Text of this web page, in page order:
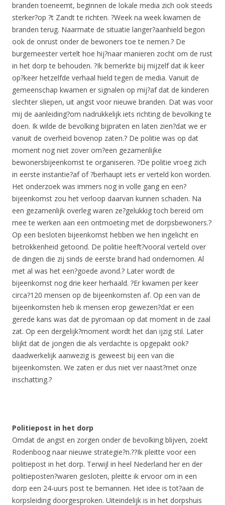
branden toeneemt, beginnen de lokale media zich ook steeds
sterker?op ?t Zandt te richten. ?Week na week kwamen de
branden terug. Naarmate de situatie langer?aanhield begon
ook de onrust onder de bewoners toe te nemen.? De
burgemeester vertelt hoe hij?naar manieren zocht om de rust
in het dorp te behouden. ?Ik bemerkte bij mijzelf dat ik keer
op?keer hetzelfde verhaal hield tegen de media. Vanuit de
gemeenschap kwamen er signalen op mij?af dat de kinderen
slechter sliepen, uit angst voor nieuwe branden. Dat was voor
mij de aanleiding?om nadrukkelijk iets richting de bevolking te
doen. Ik wilde de bevolking bijpraten en laten zien?dat we er
vanuit de overheid bovenop zaten.? De politie was op dat
moment nog niet zover om?een gezamenlijke
bewonersbijeenkomst te organiseren. ?De politie vroeg zich
in eerste instantie?af of ?berhaupt iets er verteld kon worden.
Het onderzoek was immers nog in volle gang en een?
bijeenkomst zou het verloop daarvan kunnen schaden. Na
een gezamenlijk overleg waren ze?gelukkig toch bereid om
mee te werken aan een ontmoeting met de dorpsbewoners.?
Op een besloten bijeenkomst hebben we hen ingelicht en
betrokkenheid getoond. De politie heeft?vooral verteld over
de dingen die zij sinds de eerste brand had ondernomen. Al
met al was het een?goede avond.? Later wordt de
bijeenkomst nog drie keer herhaald. ?Er kwamen per keer
circa?120 mensen op de bijeenkomsten af. Op een van de
bijeenkomsten heb ik mensen erop gewezen?dat er een
gerede kans was dat de pyromaan op dat moment in de zaal
zat. Op een dergelijk?moment wordt het dan ijzig stil. Later
blijkt dat de jongen die als verdachte is opgepakt ook?
daadwerkelijk aanwezig is geweest bij een van die
bijeenkomsten. We zaten er dus niet ver naast?met onze
inschatting.?
Politiepost in het dorp
Omdat de angst en zorgen onder de bevolking blijven, zoekt
Rodenboog naar nieuwe strategie?n.??Ik pleitte voor een
politiepost in het dorp. Terwijl in heel Nederland her en der
politieposten?waren gesloten, pleitte ik ervoor om in een
dorp een 24-uurs post te bemannen. Het idee is tot?aan de
korpsleiding doorgesproken. Uiteindelijk is in het dorpshuis